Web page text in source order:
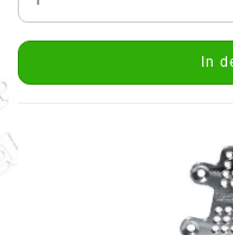
In